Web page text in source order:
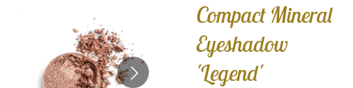
Compact Mineral
Eyeshadow
'Legend'